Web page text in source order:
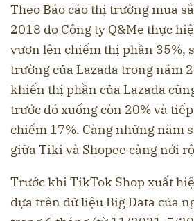
Theo Báo cáo thị trường mua
2018 do Công ty Q&Me thực
vươn lên chiếm thị phần 35%,
trường của Lazada trong năm
khiến thị phần của Lazada
trước đó xuống còn 20% và
chiếm 17%. Càng những năm
giữa Tiki và Shopee càng nới
Trước khi TikTok Shop xuất
dựa trên dữ liệu Big Data của